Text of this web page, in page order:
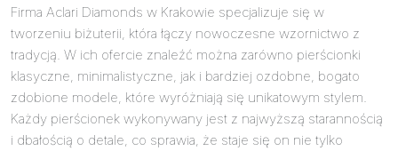
Firma Aclari Diamonds w Krakowie specjalizuje się w
tworzeniu biżuterii, która łączy nowoczesne wzornictwo z
tradycją. W ich ofercie znaleźć można zarówno pierścionki
klasyczne, minimalistyczne, jak i bardziej ozdobne, bogato
zdobione modele, które wyróżniają się unikatowym stylem.
Każdy pierścionek wykonywany jest z najwyższą starannością
i dbałością o detale, co sprawia, że staje się on nie tylko